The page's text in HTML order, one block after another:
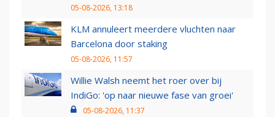
05-08-2026, 13:18
KLM annuleert meerdere vluchten naar
Barcelona door staking
05-08-2026, 11:57
Willie Walsh neemt het roer over bij
IndiGo: 'op naar nieuwe fase van groei'
05-08-2026, 11:37